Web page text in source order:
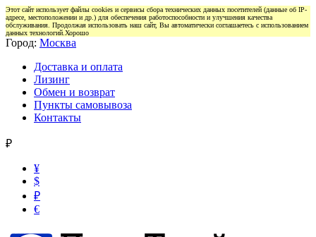
Этот сайт использует файлы cookies и сервисы сбора технических данных посетителей (данные об IP-
адресе, местоположении и др.) для обеспечения работоспособности и улучшения качества
обслуживания. Продолжая использовать наш сайт, Вы автоматически соглашаетесь с использованием
данных технологий. Хорошо
Город: Москва
Доставка и оплата
Лизинг
Обмен и возврат
Пункты самовывоза
Контакты
₽
¥
$
₽
€